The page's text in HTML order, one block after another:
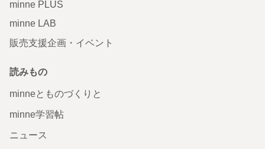
minne PLUS
minne LAB
販売支援企画・イベント
読みもの
minneとものづくりと
minne学習帖
ニュース